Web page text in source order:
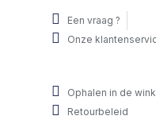
Een vraag ?
Onze
Ophalen in de
Retourbeleid